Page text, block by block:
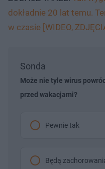
dokładnie 20 lat temu.
w czasie [WIDEO,
Sonda
Może nie tyle wirus
przed wakacjami?
Pewnie tak
Będą